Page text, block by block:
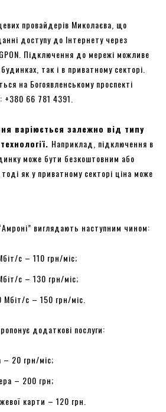
провайдерів Миколаєва, що
доступу до Інтернету через
Підключення до мережі можливе
так і в приватному секторі.
на Богоявленському проспекті
66 781 4391.
варіюється залежно від типу
Наприклад, підключення в
може бути безкоштовним або
як у приватному секторі ціна може
виглядають наступним чином:
с – 110 грн/міс;
с – 130 грн/міс;
с – 150 грн/міс.
додаткові послуги:
– 20 грн/міс;
– 200 грн;
карти – 120 грн.